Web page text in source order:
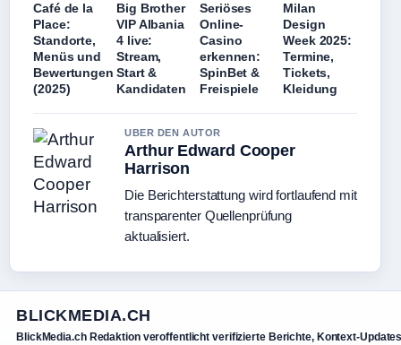
Café de la
Place:
Standorte,
Menüs und
Bewertungen
(2025)
Big Brother
VIP Albania
4 live:
Stream,
Start &
Kandidaten
Seriöses
Online-
Casino
erkennen:
SpinBet &
Freispiele
Milan
Design
Week 2025:
Termine,
Tickets,
Kleidung
UBER DEN AUTOR
Arthur Edward Cooper
Harrison
Die Berichterstattung wird fortlaufend mit
transparenter Quellenprüfung
aktualisiert.
BLICKMEDIA.CH
BlickMedia.ch Redaktion veroffentlicht verifizierte Berichte, Kontext-